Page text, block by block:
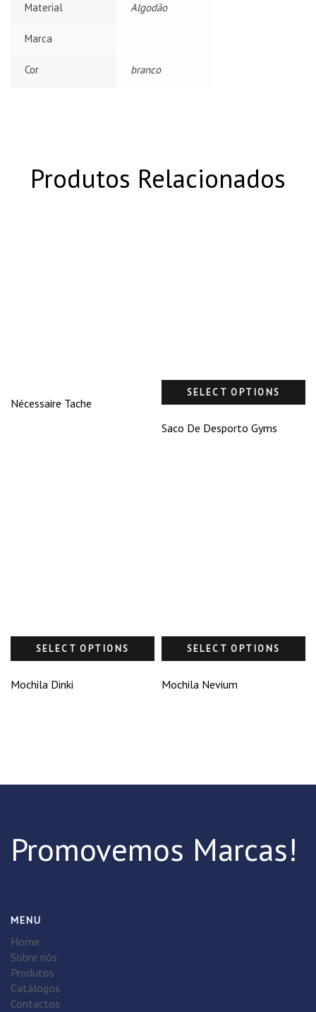
Material Algodão
Marca
Cor branco
Produtos Relacionados
Nécessaire Tache
SELECT OPTIONS
Saco De Desporto Gyms
SELECT OPTIONS
Mochila Dinki
SELECT OPTIONS
Mochila Nevium
Promovemos Marcas!
MENU
Home
Sobre nós
Produtos
Catálogos
Contactos